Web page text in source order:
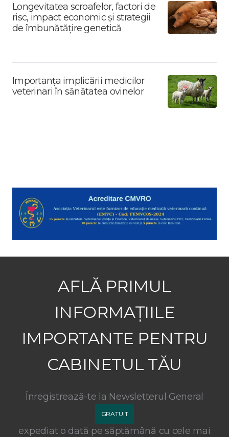
Longevitatea scroafelor, factori de
risc, impact economic și strategii
de îmbunătățire genetică
Importanța implicării medicilor
veterinari în sănătatea ovinelor
AFLĂ PRIMUL
INFORMAȚIILE
IMPORTANTE PENTRU
CABINETUL TĂU
Înregistrează-te la Newsletterul General
GRATUIT
expediat o dată pe săptămână cu cele mai